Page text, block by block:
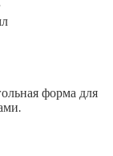
форма для